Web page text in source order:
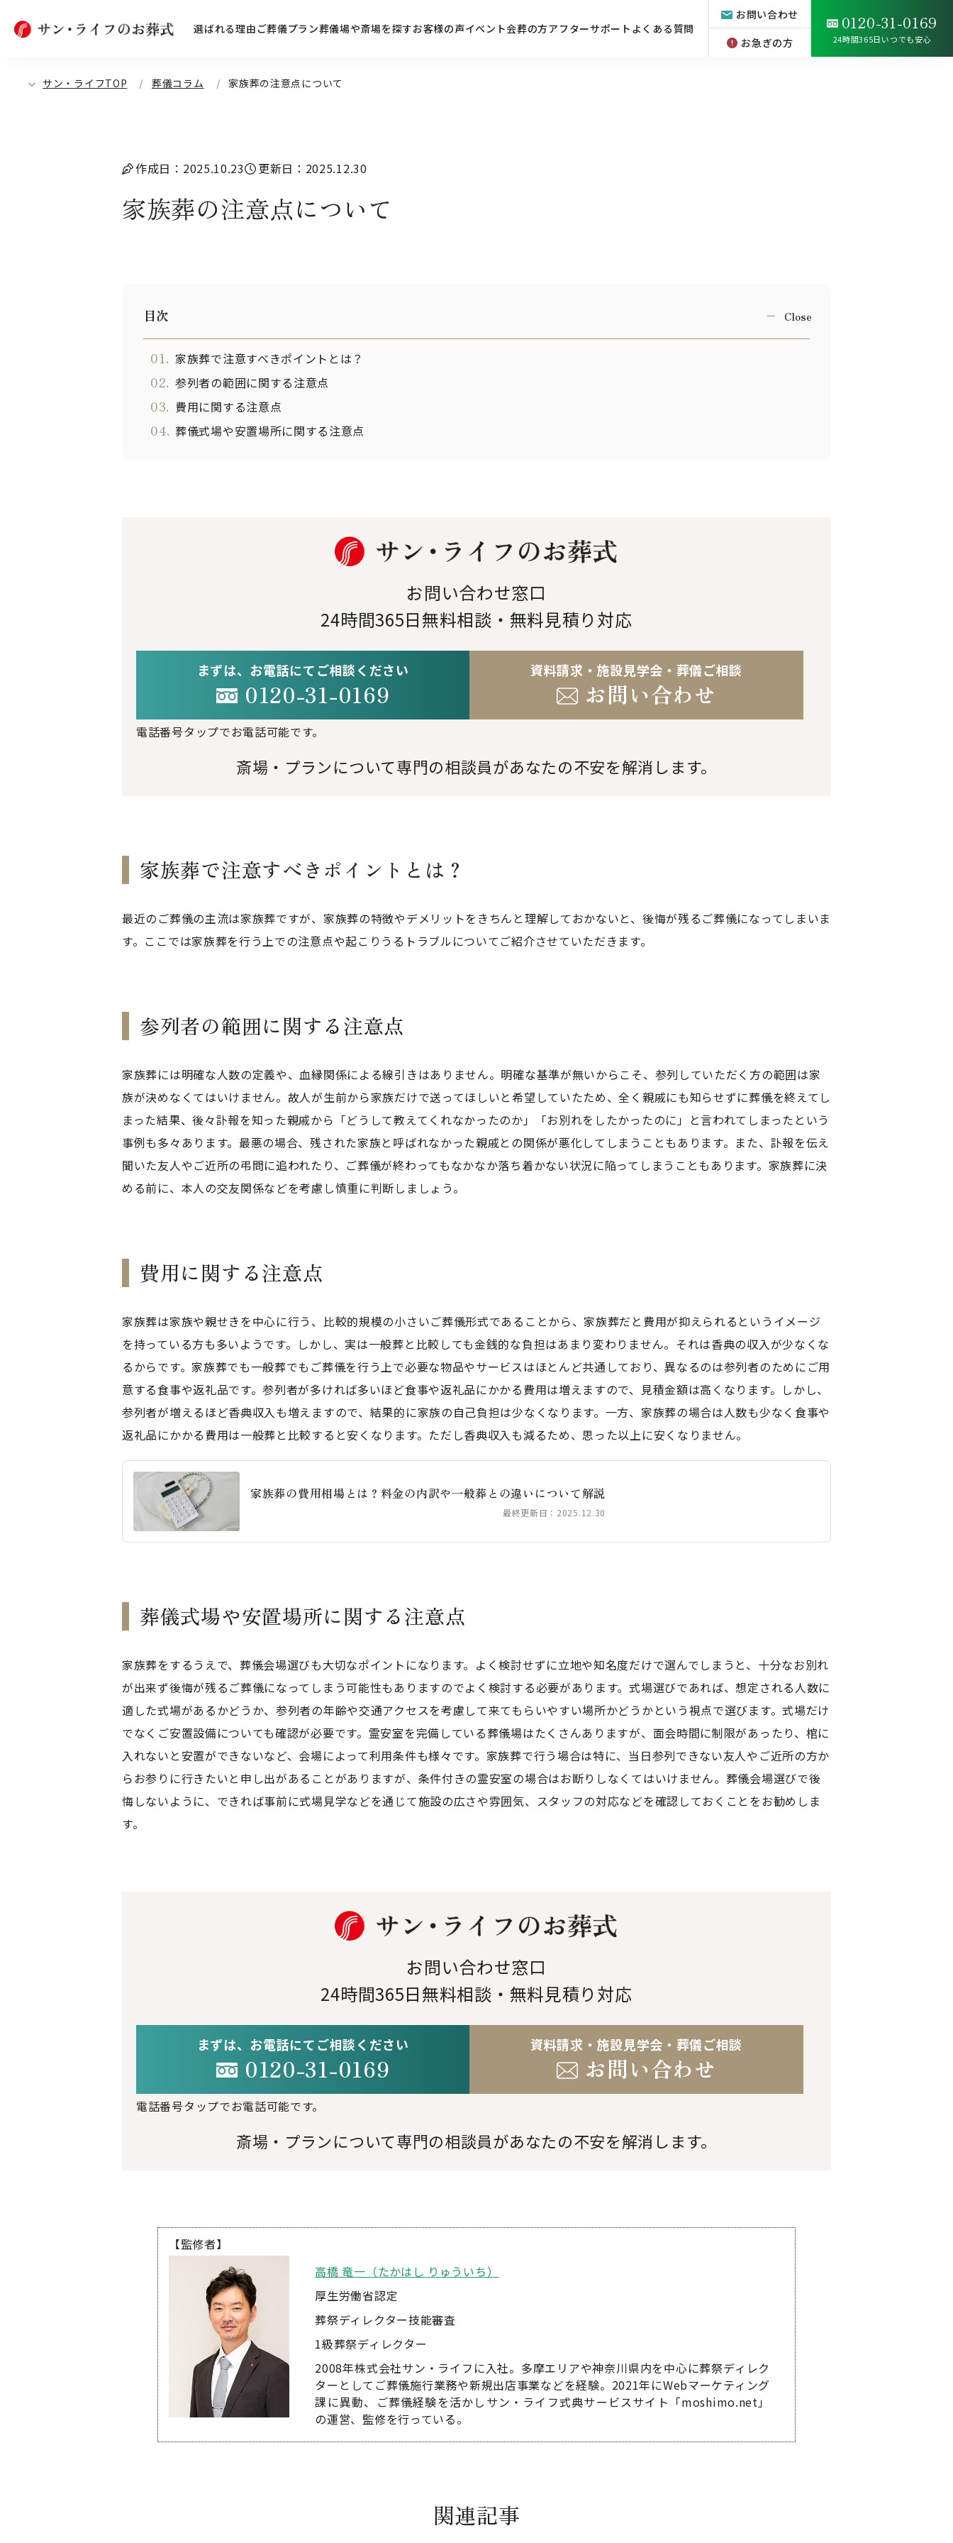
選ばれる理由 ご葬儀プラン葬儀場や斎場を探すお客様の声イベント会葬の方アフターサポート よくある質問
お問い合わせ
お急ぎの方
0120-31-0169
24時間365日いつでも安心
サン・ライフTOP 葬儀コラム 家族葬の注意点について
作成日：2025.10.23 更新日：2025.12.30
家族葬の注意点について
目次
01. 家族葬で注意すべきポイントとは？
02. 参列者の範囲に関する注意点
03. 費用に関する注意点
04. 葬儀式場や安置場所に関する注意点
お問い合わせ窓口
24時間365日無料相談・無料見積り対応
まずは、お電話にてご相談ください
0120-31-0169
電話番号タップでお電話可能です。
資料請求・施設見学会・葬儀ご相談
お問い合わせ
斎場・プランについて専門の相談員があなたの不安を解消します。
家族葬で注意すべきポイントとは？
最近のご葬儀の主流は家族葬ですが、家族葬の特徴やデメリットをきちんと理解しておかないと、後悔が残るご葬儀になってしまいま
す。ここでは家族葬を行う上での注意点や起こりうるトラブルについてご紹介させていただきます。
参列者の範囲に関する注意点
家族葬には明確な人数の定義や、血縁関係による線引きはありません。明確な基準が無いからこそ、参列していただく方の範囲は家
族が決めなくてはいけません。故人が生前から家族だけで送ってほしいと希望していたため、全く親戚にも知らせずに葬儀を終えてし
まった結果、後々訃報を知った親戚から「どうして教えてくれなかったのか」「お別れをしたかったのに」と言われてしまったという
事例も多々あります。最悪の場合、残された家族と呼ばれなかった親戚との関係が悪化してしまうこともあります。また、訃報を伝え
聞いた友人やご近所の弔問に追われたり、ご葬儀が終わってもなかなか落ち着かない状況に陥ってしまうこともあります。家族葬に決
める前に、本人の交友関係などを考慮し慎重に判断しましょう。
費用に関する注意点
家族葬は家族や親せきを中心に行う、比較的規模の小さいご葬儀形式であることから、家族葬だと費用が抑えられるというイメージ
を持っている方も多いようです。しかし、実は一般葬と比較しても金銭的な負担はあまり変わりません。それは香典の収入が少なくな
るからです。家族葬でも一般葬でもご葬儀を行う上で必要な物品やサービスはほとんど共通しており、異なるのは参列者のためにご用
意する食事や返礼品です。参列者が多ければ多いほど食事や返礼品にかかる費用は増えますので、見積金額は高くなります。しかし、
参列者が増えるほど香典収入も増えますので、結果的に家族の自己負担は少なくなります。一方、家族葬の場合は人数も少なく食事や
返礼品にかかる費用は一般葬と比較すると安くなります。ただし香典収入も減るため、思った以上に安くなりません。
家族葬の費用相場とは？料金の内訳や一般葬との違いについて解説
最終更新日：2025.12.30
葬儀式場や安置場所に関する注意点
家族葬をするうえで、葬儀会場選びも大切なポイントになります。よく検討せずに立地や知名度だけで選んでしまうと、十分なお別れ
が出来ず後悔が残るご葬儀になってしまう可能性もありますのでよく検討する必要があります。式場選びであれば、想定される人数に
適した式場があるかどうか、参列者の年齢や交通アクセスを考慮して来てもらいやすい場所かどうかという視点で選びます。式場だけ
でなくご安置設備についても確認が必要です。霊安室を完備している葬儀場はたくさんありますが、面会時間に制限があったり、棺に
入れないと安置ができないなど、会場によって利用条件も様々です。家族葬で行う場合は特に、当日参列できない友人やご近所の方か
らお参りに行きたいと申し出があることがありますが、条件付きの霊安室の場合はお断りしなくてはいけません。葬儀会場選びで後
悔しないように、できれば事前に式場見学などを通じて施設の広さや雰囲気、スタッフの対応などを確認しておくことをお勧めしま
す。
お問い合わせ窓口
24時間365日無料相談・無料見積り対応
まずは、お電話にてご相談ください
0120-31-0169
電話番号タップでお電話可能です。
資料請求・施設見学会・葬儀ご相談
お問い合わせ
斎場・プランについて専門の相談員があなたの不安を解消します。
【監修者】
高橋 竜一（たかはし りゅういち）
厚生労働省認定
葬祭ディレクター技能審査
1級葬祭ディレクター
2008年株式会社サン・ライフに入社。多摩エリアや神奈川県内を中心に葬祭ディレク
ターとしてご葬儀施行業務や新規出店事業などを経験。2021年にWebマーケティング
課に異動、ご葬儀経験を活かしサン・ライフ式典サービスサイト「moshimo.net」
の運営、監修を行っている。
関連記事